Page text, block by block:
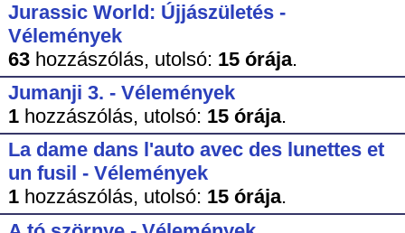
Jurassic World: Újjászületés -
Vélemények
63hozzászólás, utolsó: 15 órája.
Jumanji 3. - Vélemények
1hozzászólás, utolsó: 15 órája.
La dame dans l'auto avec des lunettes et
un fusil - Vélemények
1hozzászólás, utolsó: 15 órája.